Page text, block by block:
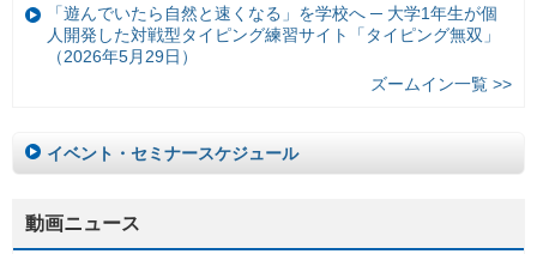
「遊んでいたら自然と速くなる」を学校へ ─ 大学1年生が個
人開発した対戦型タイピング練習サイト「タイピング無双」
（2026年5月29日）
ズームイン一覧 >>
イベント・セミナースケジュール
動画ニュース